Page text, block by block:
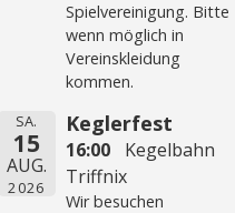
Spielvereinigung. Bitte
wenn möglich in
Vereinskleidung
kommen.
SA.
15
AUG.
2026
Keglerfest
16:00
Kegelbahn
Triffnix
Wir besuchen